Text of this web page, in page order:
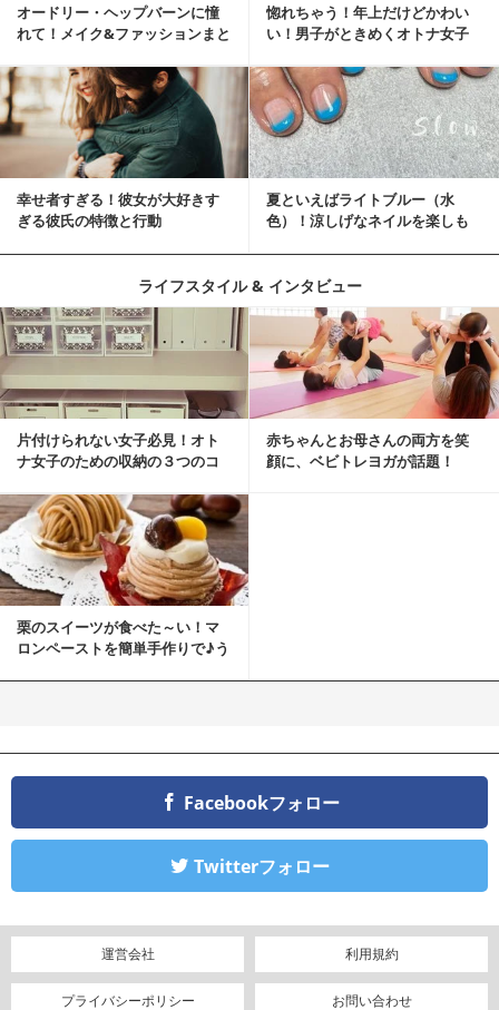
オードリー・ヘップバーンに憧
れて！メイク&ファッションまと
惚れちゃう！年上だけどかわい
い！男子がときめくオトナ女子
幸せ者すぎる！彼女が大好きす
ぎる彼氏の特徴と行動
夏といえばライトブルー（水
色）！涼しげなネイルを楽しも
ライフスタイル & インタビュー
片付けられない女子必見！オト
ナ女子のための収納の３つのコ
赤ちゃんとお母さんの両方を笑
顔に、ベビトレヨガが話題！
栗のスイーツが食べた～い！マ
ロンペーストを簡単手作りで♪う
Facebookフォロー
Twitterフォロー
運営会社 利用規約
プライバシーポリシー お問い合わせ